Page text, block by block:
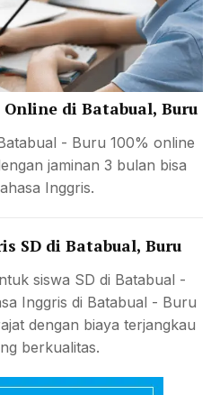
di Batabual, Buru
- Buru 100% online
jaminan 3 bulan bisa
Inggris.
SD di Batabual, Buru
siswa SD di Batabual -
Inggris di Batabual - Buru
dengan biaya terjangkau
berkualitas.